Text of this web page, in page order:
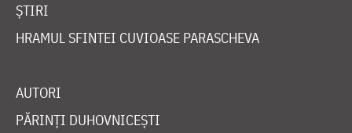
ȘTIRI
HRAMUL SFINTEI CUVIOASE PARASCHEVA
AUTORI
PĂRINȚI DUHOVNICEȘTI